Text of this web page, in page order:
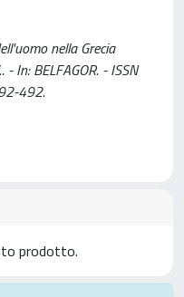
nella Grecia
In: BELFAGOR. - ISSN
492.
prodotto.